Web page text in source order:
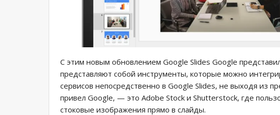
С этим новым обновлением Google Slides Google
представляют собой инструменты, которые можно
сервисов непосредственно в Google Slides, не выходя из
привел Google, — это Adobe Stock и Shutterstock, где
стоковые изображения прямо в слайды.